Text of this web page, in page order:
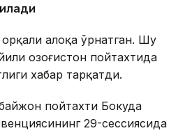
алоқа ўрнатган. Шу
Қозоғистон пойтахтида
хабар тарқатди.
пойтахти Бокуда
29-сессиясида